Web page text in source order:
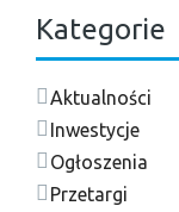
Kategorie
Aktualności
Inwestycje
Ogłoszenia
Przetargi